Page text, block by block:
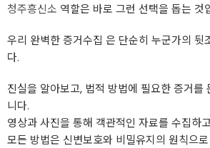
청주흥신소 역할은 바로 그런 선택을 돕는 것
우리 완벽한 증거수집 은 단순히 누군가의 뒷
다.
진실을 알아보고, 법적 방법에 필요한 증거를
니다.
영상과 사진을 통해 객관적인 자료를 수집하
모든 방법은 신변보호와 비밀유지의 원칙으